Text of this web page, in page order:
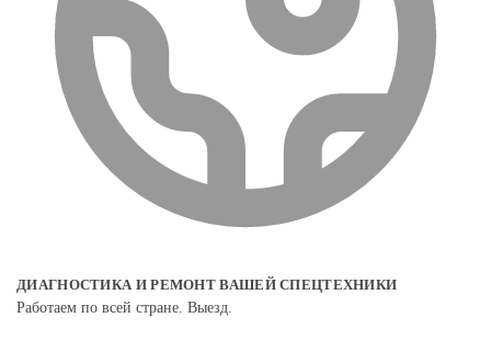
ДИАГНОСТИКА И РЕМОНТ ВАШЕЙ СПЕЦТЕХНИКИ
Работаем по всей стране. Выезд.